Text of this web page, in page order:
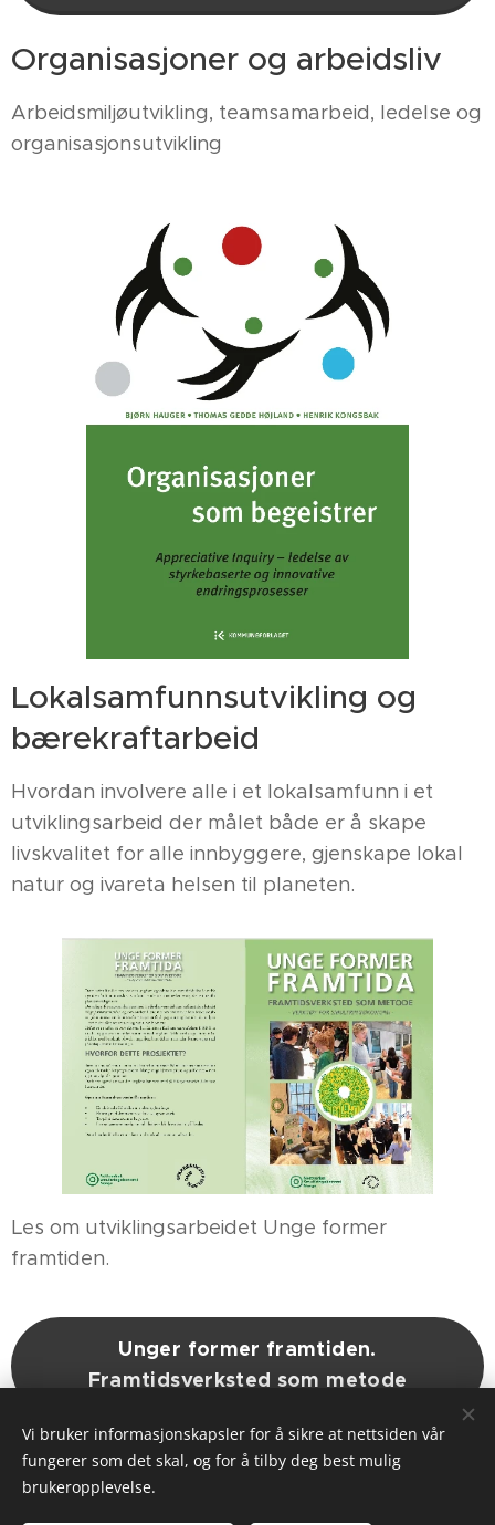
Organisasjoner og arbeidsliv
Arbeidsmiljøutvikling, teamsamarbeid, ledelse og
organisasjonsutvikling
Lokalsamfunnsutvikling og
bærekraftarbeid
Hvordan involvere alle i et lokalsamfunn i et
utviklingsarbeid der målet både er å skape
livskvalitet for alle innbyggere, gjenskape lokal
natur og ivareta helsen til planeten.
Les om utviklingsarbeidet Unge former
framtiden.
Unger former framtiden.
Framtidsverksted som metode
Vi bruker informasjonskapsler for å sikre at nettsiden vår
fungerer som det skal, og for å tilby deg best mulig
brukeropplevelse.